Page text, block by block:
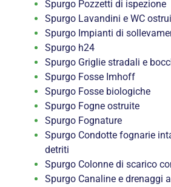
Spurgo Pozzetti di ispezione
Spurgo Lavandini e WC
Spurgo Impianti di
Spurgo h24
Spurgo Griglie stradali e
Spurgo Fosse Imhoff
Spurgo Fosse biologiche
Spurgo Fogne ostruite
Spurgo Fognature
Spurgo Condotte fognarie
detriti
Spurgo Colonne di scarico
Spurgo Canaline e drenaggi